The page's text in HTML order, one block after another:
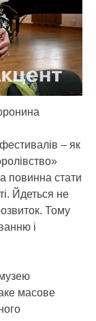
– як
повинна стати
Йдеться не
Тому
і
масове